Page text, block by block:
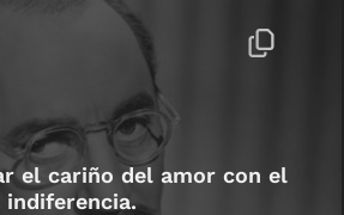
el cariño del amor con el
indiferencia.